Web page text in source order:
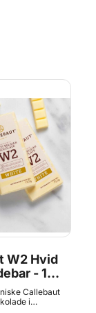
W2 Hvid
- 1
Callebaut
i